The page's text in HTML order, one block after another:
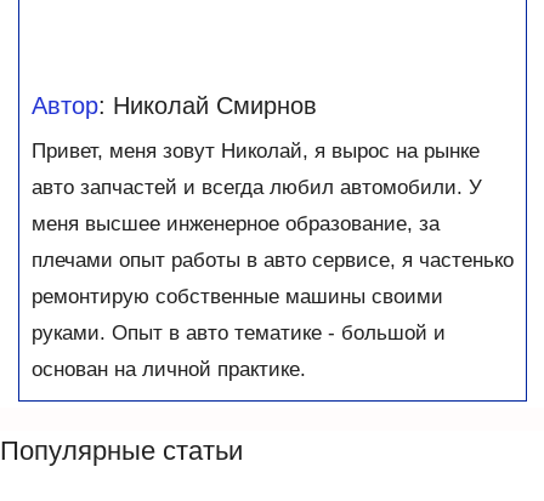
Автор: Николай Смирнов
Привет, меня зовут Николай, я вырос на рынке
авто запчастей и всегда любил автомобили. У
меня высшее инженерное образование, за
плечами опыт работы в авто сервисе, я частенько
ремонтирую собственные машины своими
руками. Опыт в авто тематике - большой и
основан на личной практике.
Популярные статьи